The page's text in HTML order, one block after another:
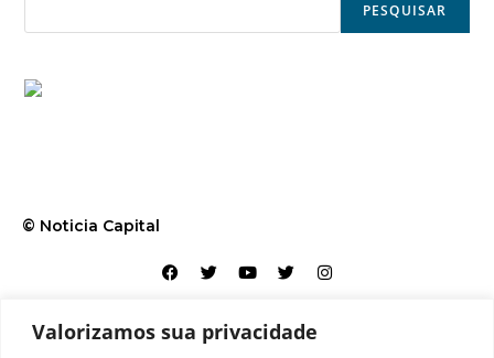
Valorizamos sua privacidade
PESQUISAR
© Noticia Capital
Contato Home Aviso legal Configurações de cookies